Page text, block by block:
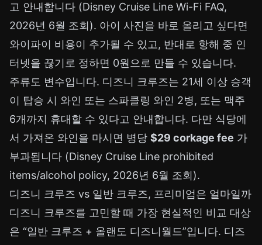
고 안내합니다 (Disney Cruise Line Wi-Fi FAQ,
2026년 6월 조회). 아이 사진을 바로 올리고 싶다면
와이파이 비용이 추가될 수 있고, 반대로 항해 중 인
터넷을 끊기로 정하면 0원으로 만들 수 있습니다.
주류도 변수입니다. 디즈니 크루즈는 21세 이상 승객
이 탑승 시 와인 또는 스파클링 와인 2병, 또는 맥주
6개까지 휴대할 수 있다고 안내합니다. 다만 식당에
서 가져온 와인을 마시면 병당 $29 corkage fee 가
부과됩니다 (Disney Cruise Line prohibited
items/alcohol policy, 2026년 6월 조회).
디즈니 크루즈 vs 일반 크루즈, 프리미엄은 얼마일까
디즈니 크루즈를 고민할 때 가장 현실적인 비교 대상
은 “일반 크루즈 + 올랜도 디즈니월드”입니다. 디즈